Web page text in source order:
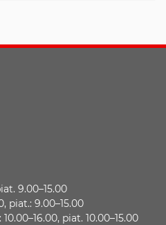
9.00–15.00
piat.: 9.00–15.00
piat. 10.00–15.00